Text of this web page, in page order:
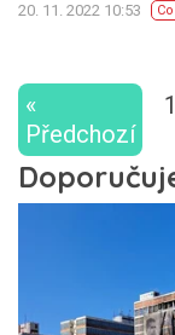
20. 11. 2022 10:53
«
Předchozí
1